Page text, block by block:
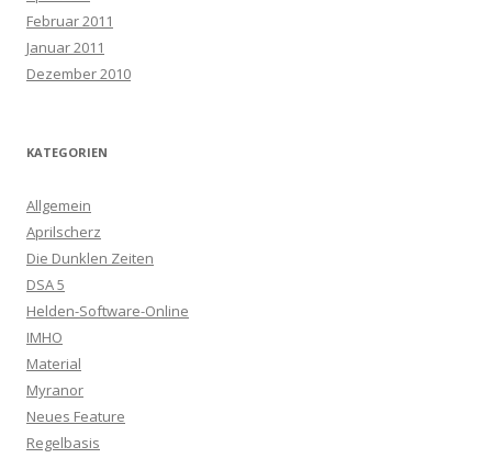
Februar 2011
Januar 2011
Dezember 2010
KATEGORIEN
Allgemein
Aprilscherz
Die Dunklen Zeiten
DSA 5
Helden-Software-Online
IMHO
Material
Myranor
Neues Feature
Regelbasis